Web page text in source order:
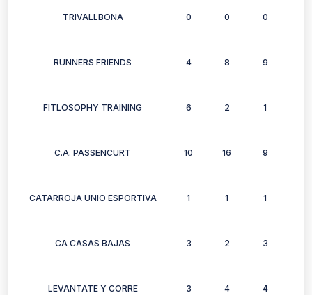
TRIVALLBONA 0 0 0
RUNNERS FRIENDS 4 8 9
FITLOSOPHY TRAINING 6 2 1
C.A. PASSENCURT 10 16 9
CATARROJA UNIO ESPORTIVA 1 1 1
CA CASAS BAJAS 3 2 3
LEVANTATE Y CORRE 3 4 4